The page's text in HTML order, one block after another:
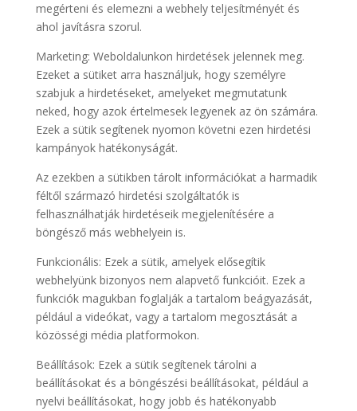
megérteni és elemezni a webhely teljesítményét és
ahol javításra szorul.
Marketing: Weboldalunkon hirdetések jelennek meg.
Ezeket a sütiket arra használjuk, hogy személyre
szabjuk a hirdetéseket, amelyeket megmutatunk
neked, hogy azok értelmesek legyenek az ön számára.
Ezek a sütik segítenek nyomon követni ezen hirdetési
kampányok hatékonyságát.
Az ezekben a sütikben tárolt információkat a harmadik
féltől származó hirdetési szolgáltatók is
felhasználhatják hirdetéseik megjelenítésére a
böngésző más webhelyein is.
Funkcionális: Ezek a sütik, amelyek elősegítik
webhelyünk bizonyos nem alapvető funkcióit. Ezek a
funkciók magukban foglalják a tartalom beágyazását,
például a videókat, vagy a tartalom megosztását a
közösségi média platformokon.
Beállítások: Ezek a sütik segítenek tárolni a
beállításokat és a böngészési beállításokat, például a
nyelvi beállításokat, hogy jobb és hatékonyabb